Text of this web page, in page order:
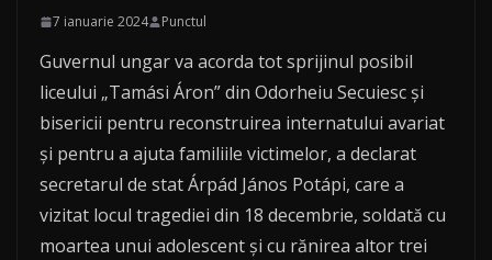
7 ianuarie 2024 Punctul
Guvernul ungar va acorda tot sprijinul posibil
liceului „Tamási Áron” din Odorheiu Secuiesc şi
bisericii pentru reconstruirea internatului avariat
şi pentru a ajuta familiile victimelor, a declarat
secretarul de stat Árpád János Potápi, care a
vizitat locul tragediei din 18 decembrie, soldată cu
moartea unui adolescent şi cu rănirea altor trei